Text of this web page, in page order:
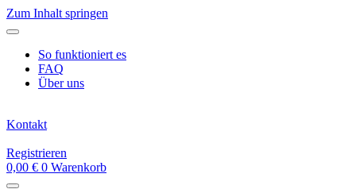
Zum Inhalt springen
So funktioniert es
FAQ
Über uns
Kontakt
Registrieren
0,00 € 0 Warenkorb